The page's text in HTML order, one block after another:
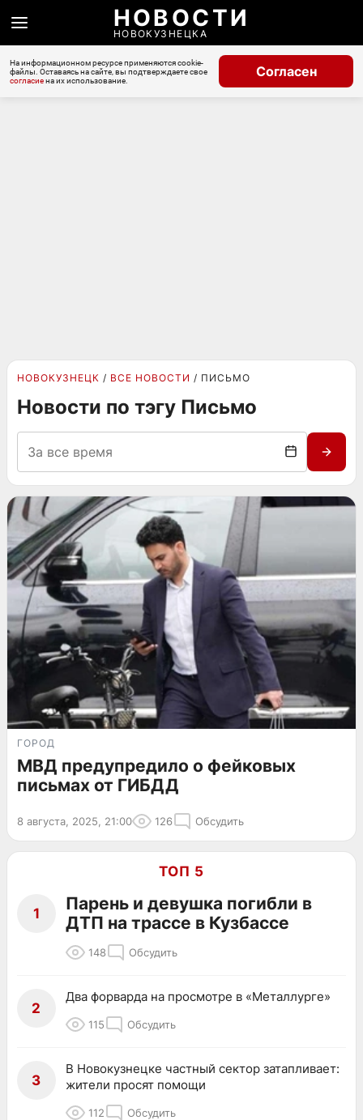
НОВОСТИ
НОВОКУЗНЕЦКА
На информационном ресурсе применяются cookie-
файлы. Оставаясь на сайте, вы подтверждаете свое
согласиена их использование.
Согласен
НОВОКУЗНЕЦК ВСЕ НОВОСТИ ПИСЬМО
Новости по тэгу Письмо
ГОРОД
МВД предупредило о фейковых
письмах от ГИБДД
8 августа, 2025, 21:00 126 Обсудить
ТОП 5
1
Парень и девушка погибли в
ДТП на трассе в Кузбассе
148 Обсудить
2
Два форварда на просмотре в «Металлурге»
115 Обсудить
3
В Новокузнецке частный сектор затапливает:
жители просят помощи
112 Обсудить